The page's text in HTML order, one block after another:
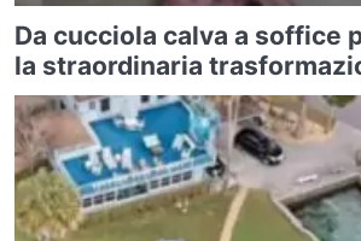
Da cucciola calva a soffice
la straordinaria